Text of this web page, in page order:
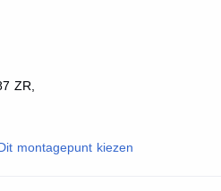
ZR,
montagepunt kiezen